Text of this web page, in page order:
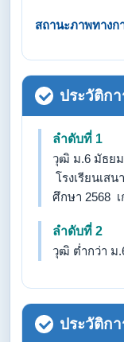
สถานะภาพทางก
ประวัติก
ลำดับที่ 1
วุฒิ ม.6 มัธย
โรงเรียนเส
ศึกษา 2568 เ
ลำดับที่ 2
วุฒิ ต่ำกว่า ม
ประวัติก